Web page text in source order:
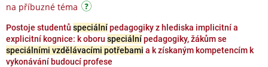
na příbuzné téma
Postoje studentů speciálnípedagogiky z hlediska implicitní a
explicitní kognice: k oboru speciálnípedagogiky, žákům se
speciálními vzdělávacími potřebami a k získaným kompetencím k
vykonávání budoucí profese